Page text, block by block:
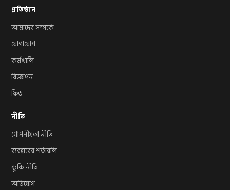
প্রতিষ্ঠান
আমাদের সম্পর্কে
যোগাযোগ
কর্মখালি
বিজ্ঞাপন
ফিড
নীতি
গোপনীয়তা নীতি
ব্যবহারের শর্তাবলি
কুকি নীতি
অভিযোগ